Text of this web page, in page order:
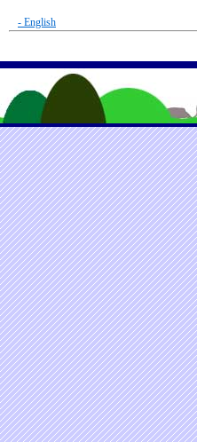
- English